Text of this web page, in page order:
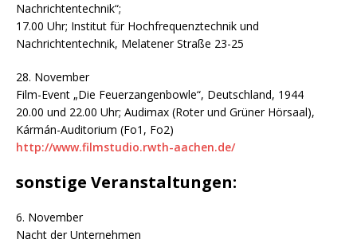
Nachrichtentechnik“;
17.00 Uhr; Institut für Hochfrequenztechnik und
Nachrichtentechnik, Melatener Straße 23-25
28. November
Film-Event „Die Feuerzangenbowle“, Deutschland, 1944
20.00 und 22.00 Uhr; Audimax (Roter und Grüner Hörsaal),
Kármán-Auditorium (Fo1, Fo2)
http://www.filmstudio.rwth-aachen.de/
sonstige Veranstaltungen:
6. November
Nacht der Unternehmen